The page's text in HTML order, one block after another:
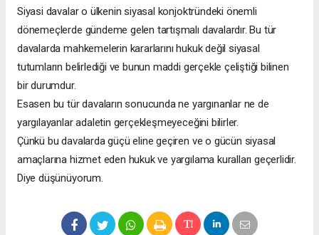
Siyasi davalar o ülkenin siyasal konjoktründeki önemli
dönemeçlerde gündeme gelen tartışmalı davalardır. Bu tür
davalarda mahkemelerin kararlarını hukuk değil siyasal
tutumların belirlediği ve bunun maddi gerçekle çeliştiği bilinen
bir durumdur.
Esasen bu tür davaların sonucunda ne yargınanlar ne de
yargılayanlar adaletin gerçekleşmeyeceğini bilirler.
Çünkü bu davalarda güçü eline geçiren ve o gücün siyasal
amaçlarına hizmet eden hukuk ve yargılama kuralları geçerlidir.
Diye düşünüyorum.